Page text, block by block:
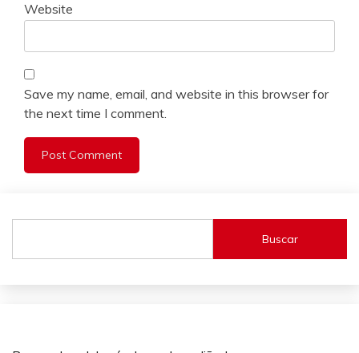
Website
Save my name, email, and website in this browser for
the next time I comment.
Buscar